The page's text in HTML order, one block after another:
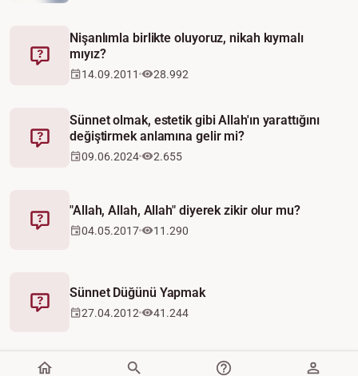
Fetva
Nişanlımla birlikte oluyoruz, nikah kıymalı
mıyız?
14.09.2011 28.992
Fetva
Sünnet olmak, estetik gibi Allah'ın yarattığını
değiştirmek anlamına gelir mi?
09.06.2024 2.655
Fetva
"Allah, Allah, Allah" diyerek zikir olur mu?
04.05.2017 11.290
Fetva
Sünnet Düğünü Yapmak
27.04.2012 41.244